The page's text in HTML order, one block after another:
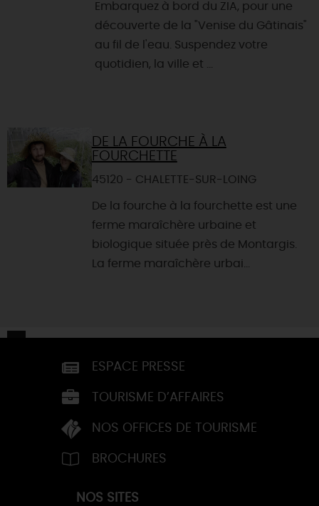
Embarquez à bord du ZIA, pour une
découverte de la "Venise du Gâtinais"
au fil de l'eau. Suspendez votre
quotidien, la ville et ...
DE LA FOURCHE À LA
FOURCHETTE
45120 - CHALETTE-SUR-LOING
De la fourche à la fourchette est une
ferme maraîchère urbaine et
biologique située près de Montargis.
La ferme maraîchère urbai...
ESPACE PRESSE
TOURISME D’AFFAIRES
NOS OFFICES DE TOURISME
BROCHURES
NOS SITES